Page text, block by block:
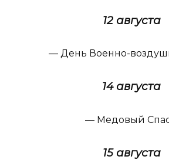
12 августа
— День Военно-
14 августа
— Медовый
15 августа